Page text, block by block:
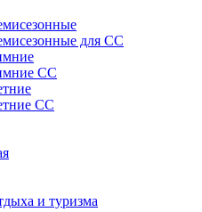
для СС
СС
СС
и туризма